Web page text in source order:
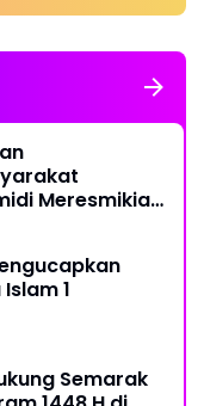
Meresmikian
1
Semarak